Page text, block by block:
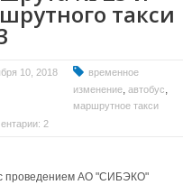
такси
10, 2018
временное
изменение, автобус,
маршрутное такси
2
проведением АО "СИБЭКО"